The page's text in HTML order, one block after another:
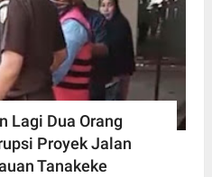
Lagi Dua Orang
Proyek Jalan
Tanakeke